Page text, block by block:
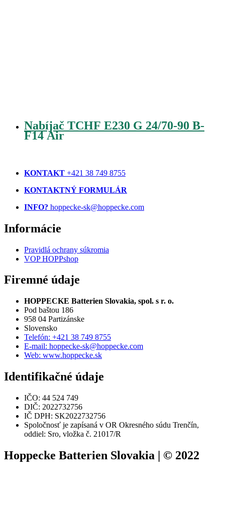
Nabíjač TCHF E230 G 24/70-90 B-
F14 Air
KONTAKT +421 38 749 8755
KONTAKTNÝ FORMULÁR
INFO? hoppecke-sk@hoppecke.com
Informácie
Pravidlá ochrany súkromia
VOP HOPPshop
Firemné údaje
HOPPECKE Batterien Slovakia, spol. s r. o.
Pod baštou 186
958 04 Partizánske
Slovensko
Telefón: +421 38 749 8755
E-mail: hoppecke-sk@hoppecke.com
Web: www.hoppecke.sk
Identifikačné údaje
IČO: 44 524 749
DIČ: 2022732756
IČ DPH: SK2022732756
Spoločnosť je zapísaná v OR Okresného súdu Trenčín,
oddiel: Sro, vložka č. 21017/R
Hoppecke Batterien Slovakia | © 2022